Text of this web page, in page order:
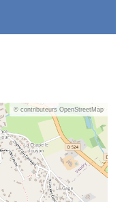
© contributeurs OpenStreetMap